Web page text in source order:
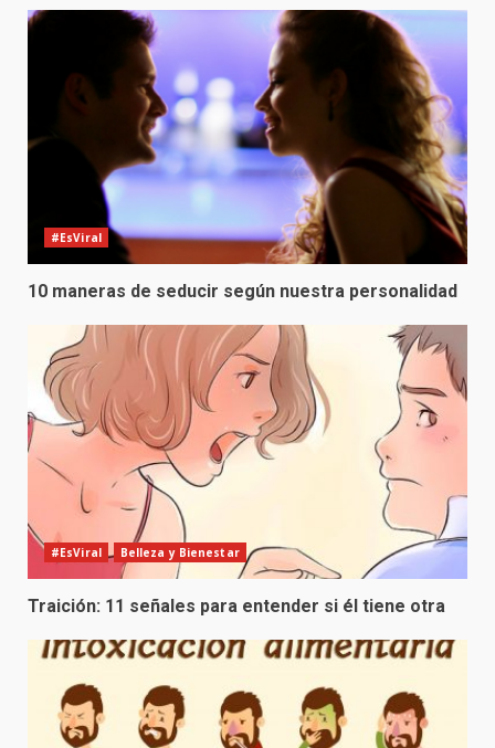
#EsViral
10 maneras de seducir según nuestra personalidad
#EsViral Belleza y Bienestar
Traición: 11 señales para entender si él tiene otra